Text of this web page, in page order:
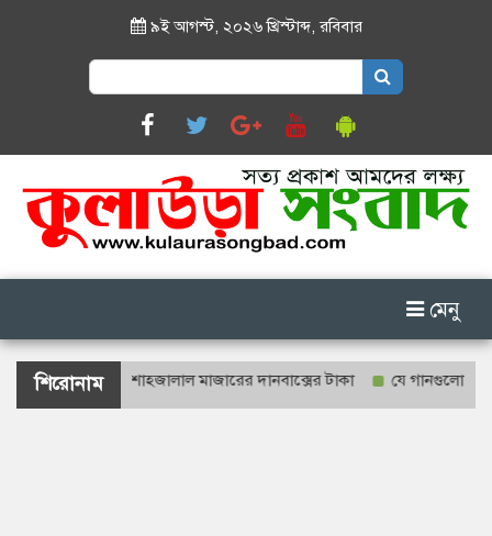
৯ই আগস্ট, ২০২৬ খ্রিস্টাব্দ,রবিবার
Search
for:
মেনু
শিরোনাম
গণনা হবে শাহজালাল মাজারের দানবাক্সের টাকা যে গানগুলো আজও